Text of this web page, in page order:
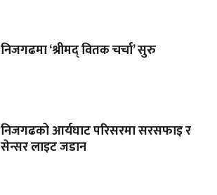
निजगढमा ‘श्रीमद् वितक चर्चा’ सुरु
निजगढको आर्यघाट परिसरमा सरसफाइ र
सेन्सर लाइट जडान